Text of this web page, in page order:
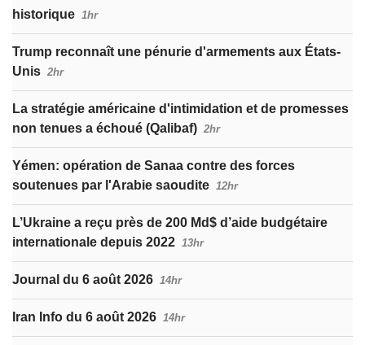
historique 1hr
Trump reconnaît une pénurie d'armements aux États-
Unis 2hr
La stratégie américaine d'intimidation et de promesses
non tenues a échoué (Qalibaf) 2hr
Yémen: opération de Sanaa contre des forces
soutenues par l'Arabie saoudite 12hr
L’Ukraine a reçu près de 200 Md$ d’aide budgétaire
internationale depuis 2022 13hr
Journal du 6 août 2026 14hr
Iran Info du 6 août 2026 14hr